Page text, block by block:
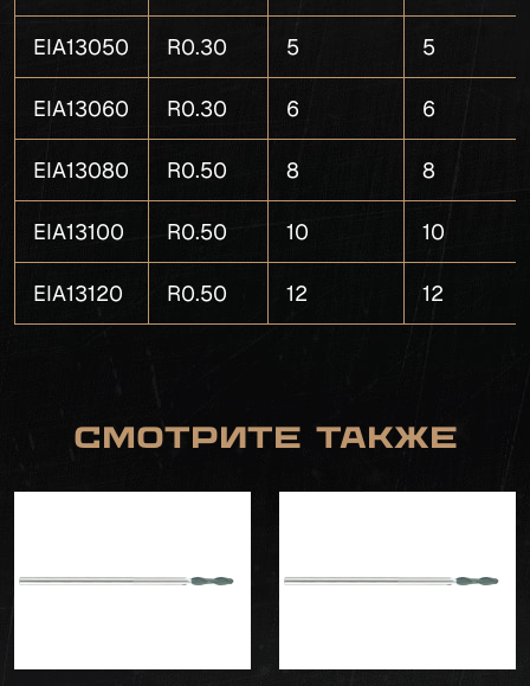
EIA13050 R0.30 5 5
EIA13060 R0.30 6 6
EIA13080 R0.50 8 8
EIA13100 R0.50 10 10
EIA13120 R0.50 12 12
Смотрите также